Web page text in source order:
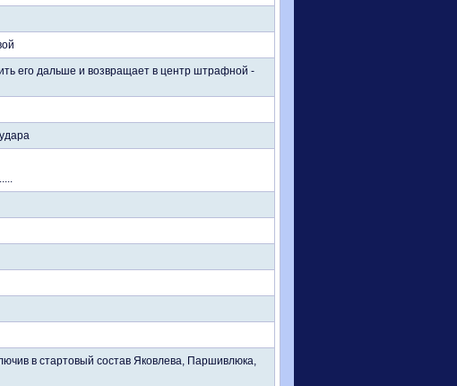
его дальше и возвращает в центр штрафной -
в стартовый состав Яковлева, Паршивлюка,